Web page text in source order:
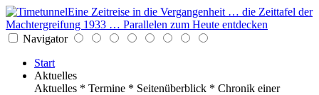
Eine Zeitreise in die Vergangenheit … die Zeittafel der
Machtergreifung 1933 … Parallelen zum Heute entdecken
Navigator
Start
Aktuelles
Aktuelles * Termine * Seitenüberblick * Chronik einer